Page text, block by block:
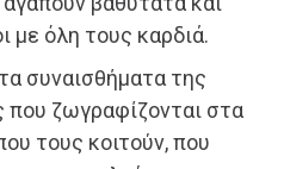
με όλη τους καρδιά.
συναισθήματα της
που ζωγραφίζονται στα
τους κοιτούν, που